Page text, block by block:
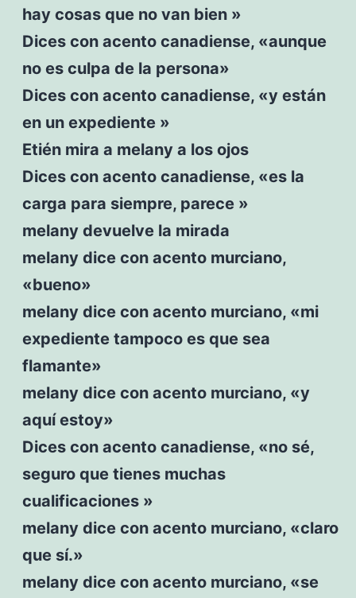
hay cosas que no van bien »
Dices con acento canadiense, «aunque
no es culpa de la persona»
Dices con acento canadiense, «y están
en un expediente »
Etién mira a melany a los ojos
Dices con acento canadiense, «es la
carga para siempre, parece »
melany devuelve la mirada
melany dice con acento murciano,
«bueno»
melany dice con acento murciano, «mi
expediente tampoco es que sea
flamante»
melany dice con acento murciano, «y
aquí estoy»
Dices con acento canadiense, «no sé,
seguro que tienes muchas
cualificaciones »
melany dice con acento murciano, «claro
que sí.»
melany dice con acento murciano, «se